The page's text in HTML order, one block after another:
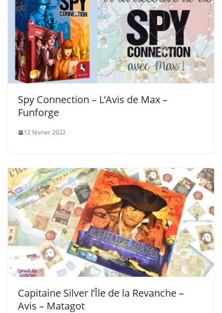
Spy Connection – L’Avis de Max –
Funforge
12 février 2022
Capitaine Silver l’Île de la Revanche –
Avis – Matagot